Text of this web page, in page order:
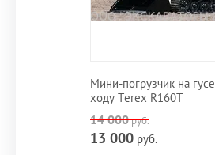
Мини-погрузчик на
ходу Terex R160T
14 000руб.
13 000 руб.